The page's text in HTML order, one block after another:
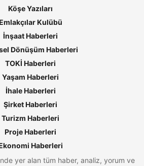
Köşe Yazıları
Kulübü
İnşaat Haberleri
Dönüşüm Haberleri
TOKİ Haberleri
Yaşam Haberleri
İhale Haberleri
Şirket Haberleri
Turizm Haberleri
Proje Haberleri
Haberleri
yer alan tüm haber, analiz, yorum ve